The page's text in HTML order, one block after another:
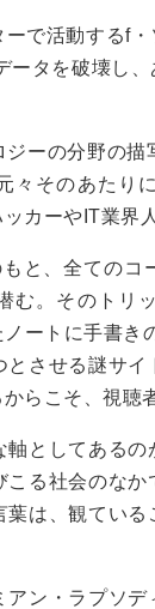
で活動するf
ータを破壊し
ーの分野の
々そのあたり
カーやIT業界
と、全ての
む。そのトリ
ートに手書
させる謎サ
らこそ、視聴
としてある
る社会のな
は、観てい
ン・ラプソ